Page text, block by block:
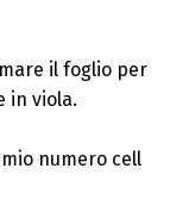
il foglio per
in viola.
numero cell